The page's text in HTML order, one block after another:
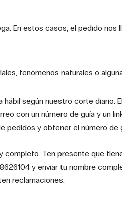
En estos casos, el pedido nos
fenómenos naturales o
según nuestro corte diario.
con un número de guía y un
pedidos y obtener el número de
Ten presente que
y enviar tu nombre
reclamaciones.